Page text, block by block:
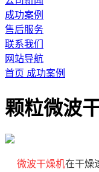
成功案例
售后服务
联系我们
网站导航
首页 成功案例
颗粒微波
微波干燥机在干燥